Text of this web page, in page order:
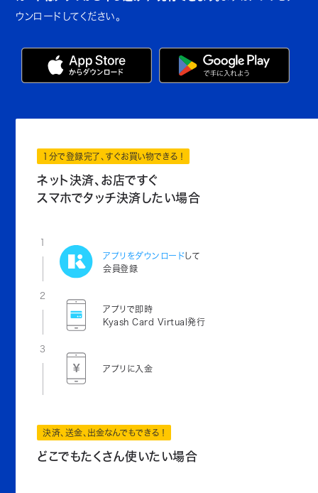
ウンロードしてください。
1分で登録完了、すぐお買い物できる！
ネット決済、お店ですぐ
スマホでタッチ決済したい場合
1
アプリをダウンロードして
会員登録
2
アプリで即時
Kyash Card Virtual発行
3
アプリに入金
決済、送金、出金なんでもできる！
どこでもたくさん使いたい場合